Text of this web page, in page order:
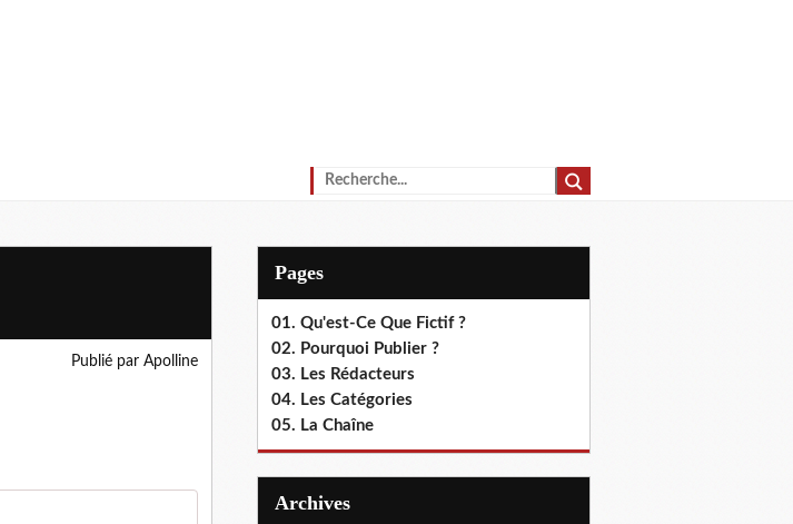
Publié par Apolline
Pages
01. Qu'est-Ce Que Fictif ?
02. Pourquoi Publier ?
03. Les Rédacteurs
04. Les Catégories
05. La Chaîne
Archives